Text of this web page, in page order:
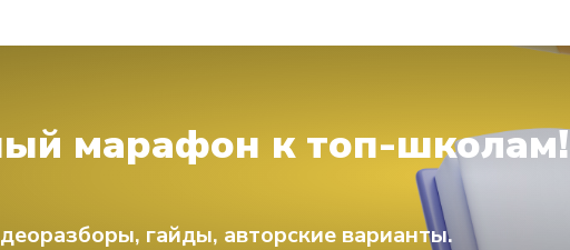
марафон к топ-школам!
гайды, авторские варианты.